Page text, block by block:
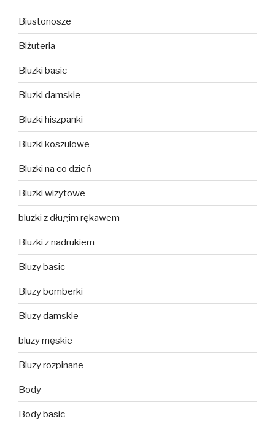
Biustonosze
Biżuteria
Bluzki basic
Bluzki damskie
Bluzki hiszpanki
Bluzki koszulowe
Bluzki na co dzień
Bluzki wizytowe
bluzki z długim rękawem
Bluzki z nadrukiem
Bluzy basic
Bluzy bomberki
Bluzy damskie
bluzy męskie
Bluzy rozpinane
Body
Body basic